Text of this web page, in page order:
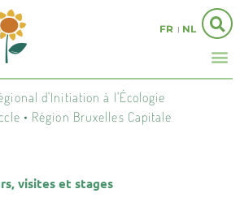
FR NL
d'Initiation à l'Écologie
• Région Bruxelles Capitale
visites et stages